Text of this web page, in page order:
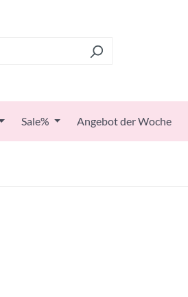
Sale% Angebot der Woche